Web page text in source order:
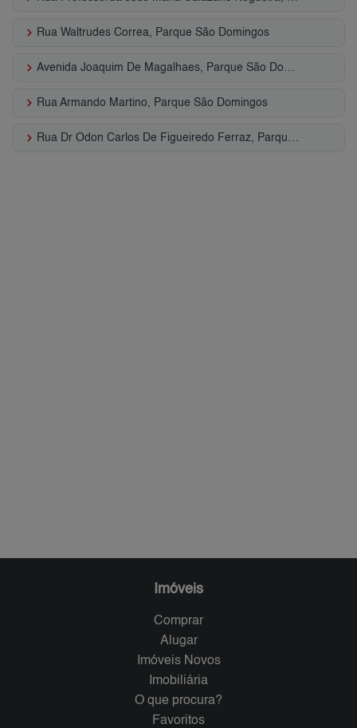
keyboard_arrow_right Rua Waltrudes Correa, Parque São Domingos
keyboard_arrow_right Avenida Joaquim De Magalhaes, Parque São Domingos
keyboard_arrow_right Rua Armando Martino, Parque São Domingos
keyboard_arrow_right Rua Dr Odon Carlos De Figueiredo Ferraz, Parque São Domingos
Imóveis
Comprar
Alugar
Imóveis Novos
Imobiliária
O que procura?
Favoritos